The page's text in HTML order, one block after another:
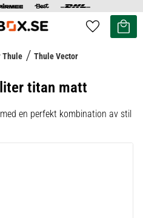
Favoriter
Kundvagn
Thule Thule Vector
titan matt
en perfekt kombination av stil